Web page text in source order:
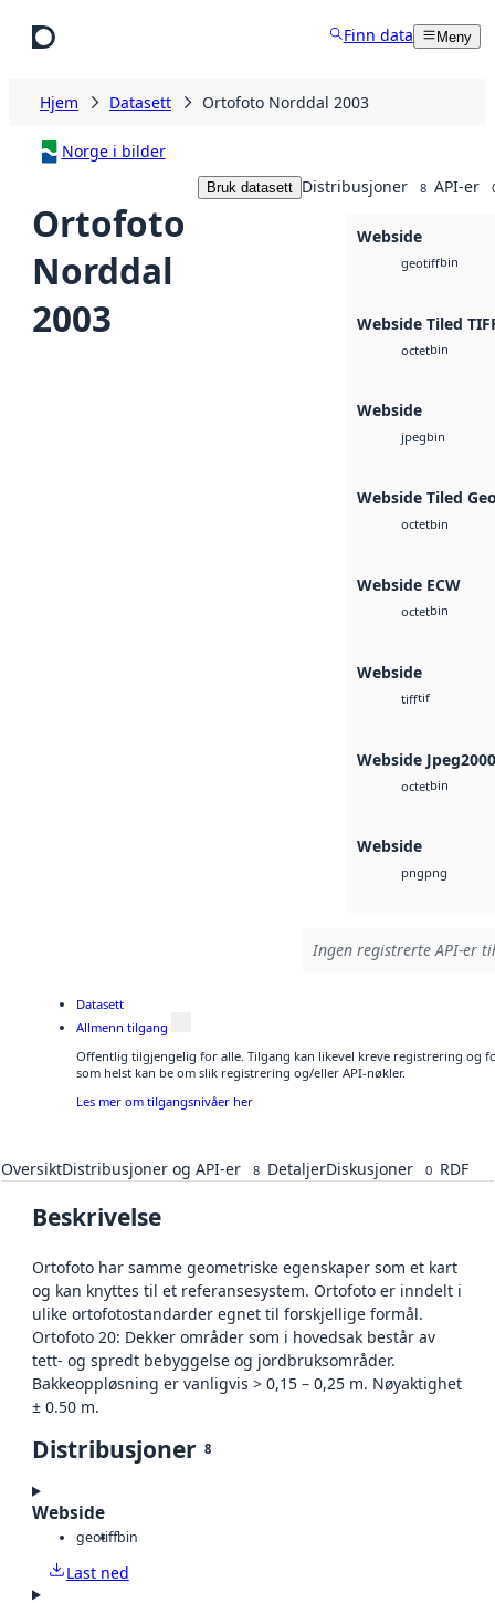
Finn data Meny
Hjem Datasett Ortofoto Norddal 2003
Norge i bilder
Ortofoto
Norddal
2003
Bruk datasett Distribusjoner 8 API-er
Webside
geotiffbin
Webside Tiled
octetbin
Webside
jpegbin
Webside Tiled
octetbin
Webside ECW
octetbin
Webside
tifftif
Webside Jpeg2000
octetbin
Webside
pngpng
Ingen registrerte API-er
Datasett
Allmenn tilgang
Offentlig tilgjengelig for alle. Tilgang kan likevel kreve registrering og
som helst kan be om slik registrering og/eller API-nøkler.
Les mer om tilgangsnivåer her
OversiktDistribusjoner og API-er 8 DetaljerDiskusjoner 0 RDF
Beskrivelse
Ortofoto har samme geometriske egenskaper som et kart
og kan knyttes til et referansesystem. Ortofoto er inndelt i
ulike ortofotostandarder egnet til forskjellige formål.
Ortofoto 20: Dekker områder som i hovedsak består av
tett- og spredt bebyggelse og jordbruksområder.
Bakkeoppløsning er vanligvis > 0,15 – 0,25 m. Nøyaktighet
± 0.50 m.
Distribusjoner 8
Webside
geotiffbin
Last ned